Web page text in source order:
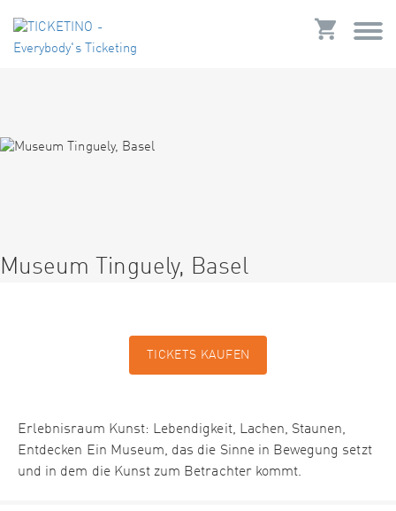
Museum Tinguely, Basel
TICKETS KAUFEN
Erlebnisraum Kunst: Lebendigkeit, Lachen, Staunen,
Entdecken Ein Museum, das die Sinne in Bewegung setzt
und in dem die Kunst zum Betrachter kommt.